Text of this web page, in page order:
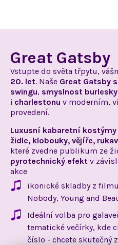
Great Gatsby
Vstupte do světa třpytu,
20. let. Naše Great Gatsby
swingu, smyslnost burlesky
i charlestonu v moderním,
provedení.
Luxusní kabaretní kostýmy
židle, klobouky, vějíře,
které zvedne publikum ze
pyrotechnický efekt v
akce
ikonické skladby z
Nobody, Young and
Ideální volba pro
tematické večírky, kde
číslo - chcete skutečný